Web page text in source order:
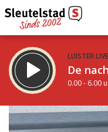
LUISTER
De
0.00 - 6.00
STRAKS:
De ochtend van